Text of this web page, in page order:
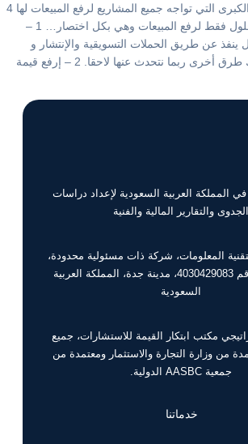
هل تصدق أن المشكلة الكبرى التي تواجه جميع المشاريع لرفع المبيعات لها 4
حلول رئيسية ؟ نعم 4 حلول فقط لرفع المبيعات وهي بكل اختصار… 1 –
ينفذ عن طريق الحملات التسويقية والإنتشار و
زيادة قنوات البيع وهنالك طرق أخرى ربما نتحدث عنها لاحقا. 2 – إرفع قيمة
في المملكة العربية السعودية لإعداد دراسات
الجدوى والتقارير المالية والفنية
المعلومات، شركة ذات مسئولية محدودة،
سجل تجاري رقم 4030429083، مدينة جدة، المملكة العربية
السعودية
مكتب ابتكار القيمة للاستشارات، جميع
من وزارة التجارة والاستثمار ومعتمدة من
جمعية AASBC الدولية.
خدماتنا